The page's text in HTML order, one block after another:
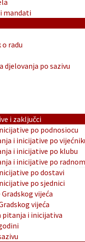
mandati
radu
djelovanja po sazivu
i zaključci
po podnosiocu
i inicijative po
i inicijative po klubu
i inicijative po
po dostavi
po sjednici
vijeća
vijeća
i inicijativa